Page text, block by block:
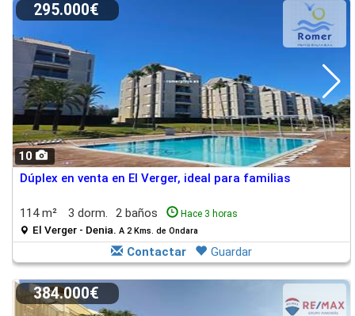
10
295.000€
Dúplex en venta en El Verger, ideal para familias
114 m² 3 dorm. 2 baños Hace 3 horas
El Verger - Denia. A 2 Kms. de Ondara
Contactar Guardar
384.000€